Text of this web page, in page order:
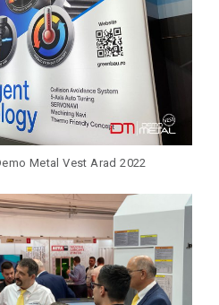
Metal Vest Arad 2022